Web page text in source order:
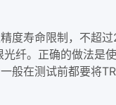
度寿命限制，不超
纤。正确的做法是
在测试前都要将